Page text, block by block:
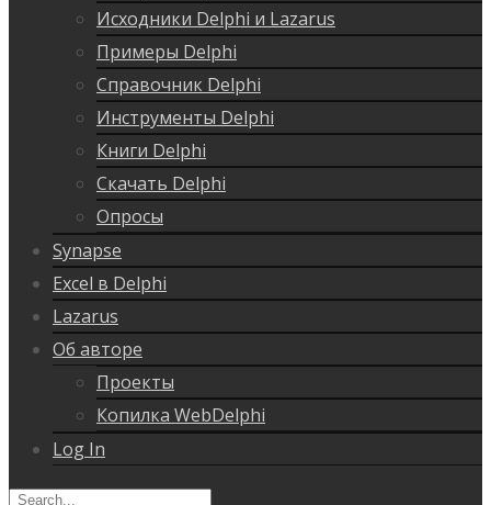
Исходники Delphi и Lazarus
Примеры Delphi
Справочник Delphi
Инструменты Delphi
Книги Delphi
Скачать Delphi
Опросы
Synapse
Excel в Delphi
Lazarus
Об авторе
Проекты
Копилка WebDelphi
Log In